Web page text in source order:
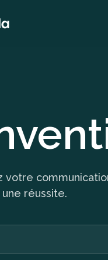
votre
réussite.